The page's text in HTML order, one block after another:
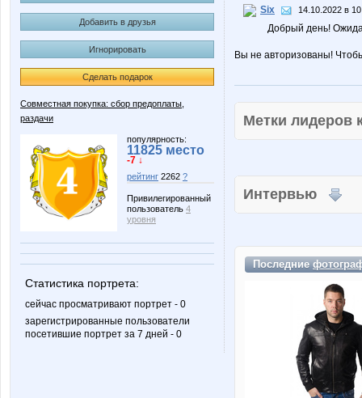
Добавить в друзья
Игнорировать
Сделать подарок
Совместная покупка: сбор предоплаты,
раздачи
популярность:
11825 место
-7 ↓
рейтинг 2262 ?
Привилегированный
пользователь 4
уровня
Статистика портрета:
сейчас просматривают портрет - 0
зарегистрированные пользователи
посетившие портрет за 7 дней - 0
Six 14.10.2022 в
Добрый день!
Вы не авторизованы!
Метки
Интервью
Последние